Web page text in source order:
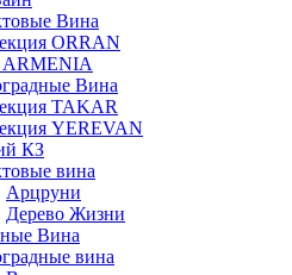
Вина
ORRAN
Вина
TAKAR
YEREVAN
КЗ
вина
Арцруни
Дерево Жизни
Вина
вина